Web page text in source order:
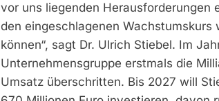
vor uns liegenden Herausforderungen
den eingeschlagenen Wachstumskurs
können“, sagt Dr. Ulrich Stiebel. Im
Unternehmensgruppe erstmals die
Umsatz überschritten. Bis 2027 will